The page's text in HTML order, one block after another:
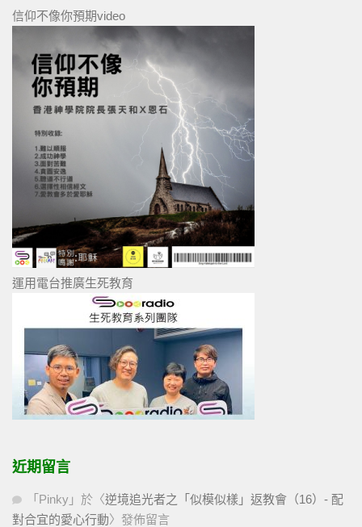
信仰不像你預期video
運用電台推廣生死教育
近期留言
「 Pinky 」於〈逆境追光者之「似模似樣」返教會（16）- 配
對合宜的愛心行動〉發佈留言